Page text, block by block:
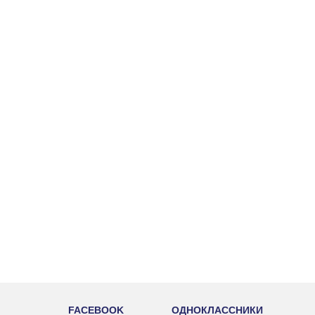
FACEBOOK ОДНОКЛАССНИКИ